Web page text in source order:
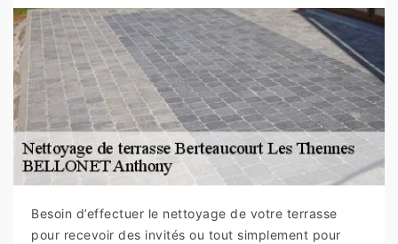
Besoin d’effectuer le nettoyage de votre terrasse
pour recevoir des invités ou tout simplement pour